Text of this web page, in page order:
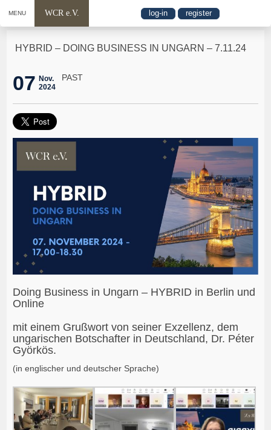
MENU WCR e.V. log-in register
HYBRID – DOING BUSINESS IN UNGARN – 7.11.24
07 Nov.
2024
PAST
Doing Business in Ungarn – HYBRID in Berlin und
Online
mit einem Grußwort von seiner Exzellenz, dem
ungarischen Botschafter in Deutschland, Dr. Péter
Györkös.
(in englischer und deutscher Sprache)